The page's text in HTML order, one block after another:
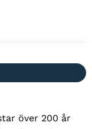
över 200 år